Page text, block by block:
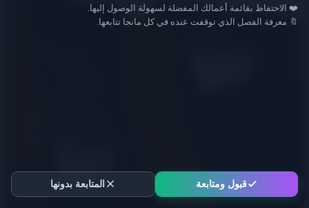
❤️ الاحتفاظ بقائمة أعمالك المفضلة لسهولة الوصول إليها.
🔖 معرفة الفصل الذي توقفت عنده في كل مانجا تتابعها.
قبول ومتابعة المتابعة بدونها